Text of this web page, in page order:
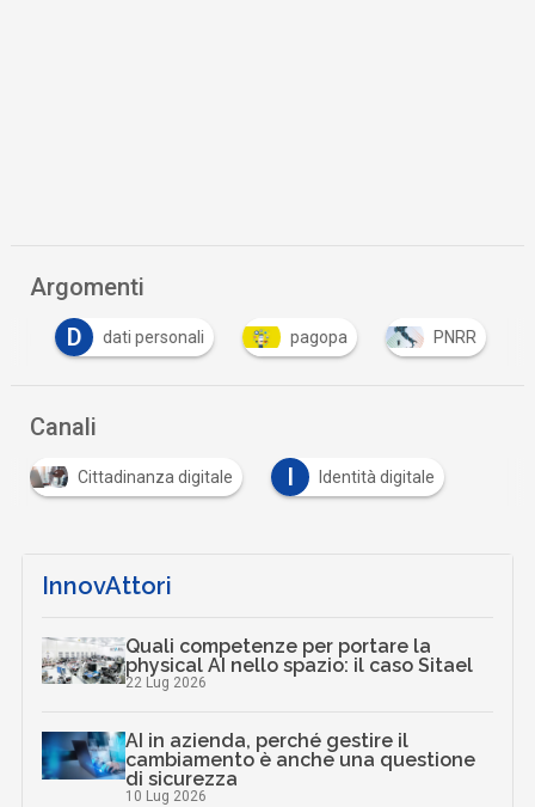
Argomenti
D
dati personali pagopa PNRR
Canali
Cittadinanza digitale I Identità digitale
InnovAttori
Quali competenze per portare la
physical AI nello spazio: il caso Sitael
22 Lug 2026
AI in azienda, perché gestire il
cambiamento è anche una questione
di sicurezza
10 Lug 2026